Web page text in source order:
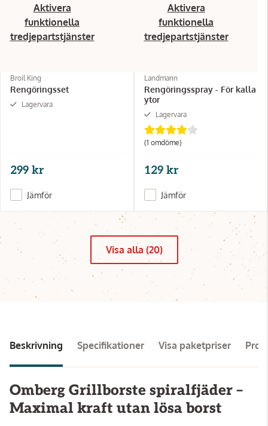
Aktivera
funktionella
tredjepartstjänster
Broil King
Rengöringsset
Lagervara
299 kr
Jämför
Aktivera
funktionella
tredjepartstjänster
Landmann
Rengöringsspray - För kalla
ytor
Lagervara
(1 omdöme)
129 kr
Jämför
Visa alla (20)
Beskrivning Specifikationer Visa paketpriser
Omberg Grillborste spiralfjäder –
Maximal kraft utan lösa borst